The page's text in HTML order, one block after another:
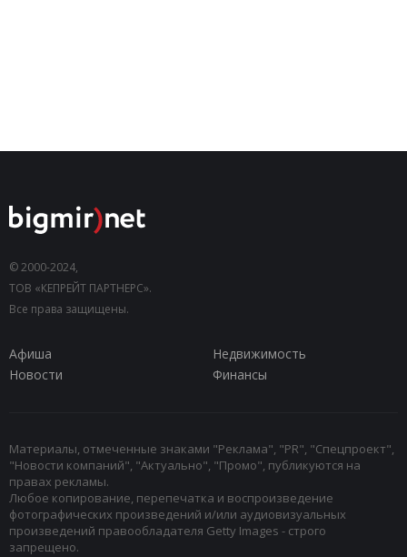
© 2000-2024,
ТОВ «КЕПРЕЙТ ПАРТНЕРС».
Все права защищены.
Афиша
Недвижимость
Новости
Финансы
Материалы, отмеченные знаками "Реклама", "PR", "Спецпроект",
"Новости компаний", "Актуально", "Промо", публикуются на
правах рекламы.
Любое копирование, перепечатка и воспроизведение
фотографических произведений и/или аудиовизуальных
произведений правообладателя Getty Images - строго
запрещено.